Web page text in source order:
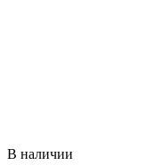
В наличии